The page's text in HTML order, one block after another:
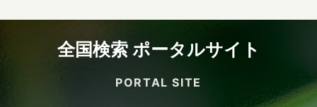
全国検索 ポータルサイト
PORTAL SITE